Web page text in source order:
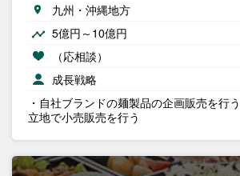
九州・沖縄地方
5億円～10億円
（応相談）
成長戦略
・自社ブランドの麺製品の企画販売を行
立地で小売販売を行う